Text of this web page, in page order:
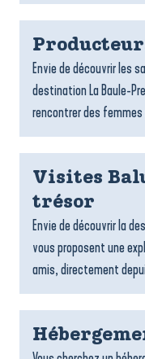
Envie de découvrir les
destination La Baule-
rencontrer des
Visites
trésor
Envie de découvrir la
vous proposent une
amis, directement